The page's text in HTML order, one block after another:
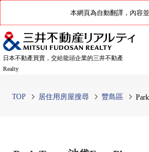
本網頁為自動翻譯，內容
日本不動產買賣，交給龍頭企業的三井不動產
Realty
TOP 居住用房屋搜尋 豐島區